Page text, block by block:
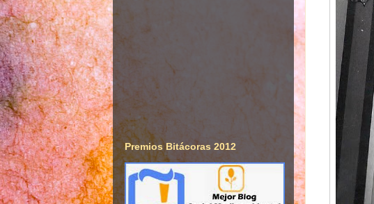
Premios Bitácoras 2012